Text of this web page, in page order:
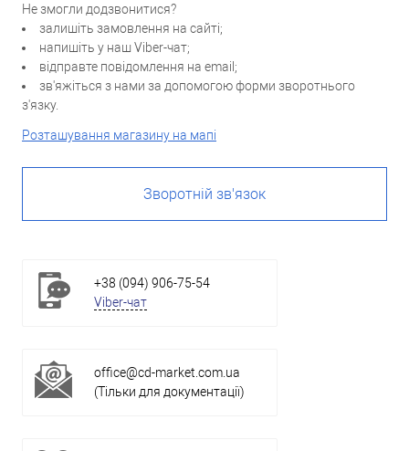
Не змогли додзвонитися?
залишіть замовлення на сайті;
напишіть у наш Viber-чат;
відправте повідомлення на email;
зв'яжіться з нами за допомогою форми зворотнього
з'язку.
Розташування магазину на мапі
Зворотній зв'язок
+38 (094) 906-75-54
Viber-чат
office@cd-market.com.ua
(Тільки для документації)